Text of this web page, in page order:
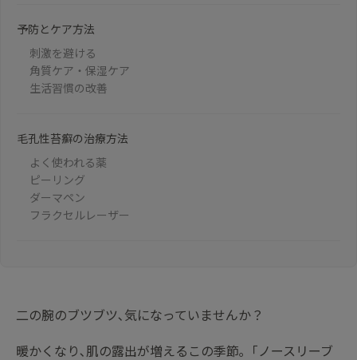
予防とケア方法
刺激を避ける
角質ケア・保湿ケア
生活習慣の改善
毛孔性苔癬の治療方法
よく使われる薬
ピーリング
ダーマペン
フラクセルレーザー
二の腕のブツブツ､気になっていませんか？
暖かくなり､肌の露出が増えるこの季節｡「ノースリーブ